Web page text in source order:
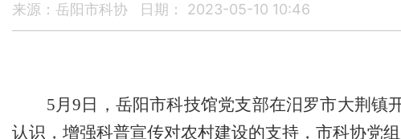
来源：岳阳市科协 日期： 2023-05-10 10:46
5月9日，岳阳市科技馆党支部在汨罗市大荆镇
认识，增强科普宣传对农村建设的支持，市科协党